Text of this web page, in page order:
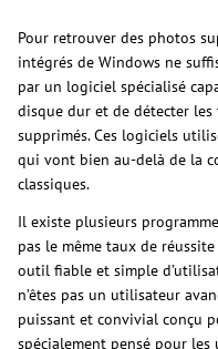
Pour retrouver des photos
intégrés de Windows ne
par un logiciel spécialisé
disque dur et de détecter les
supprimés. Ces logiciels
qui vont bien au-delà de la
classiques.
Il existe plusieurs
pas le même taux de
outil fiable et simple
n’êtes pas un utilisateur
puissant et convivial conçu
spécialement pensé pour